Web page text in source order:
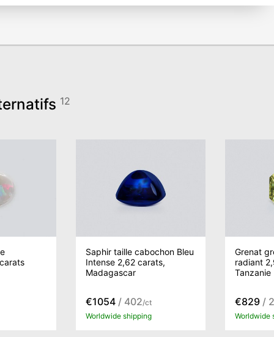
12
Saphir taille cabochon Bleu
Intense 2,62 carats,
Madagascar
€1054 / 402/ct
Worldwide shipping
Grenat
radiant
Tanzanie
€829 /
Worldwide